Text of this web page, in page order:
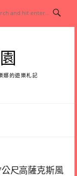
娜的遊樂札記
公尺高薩克斯風